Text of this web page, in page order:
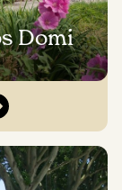
Domi